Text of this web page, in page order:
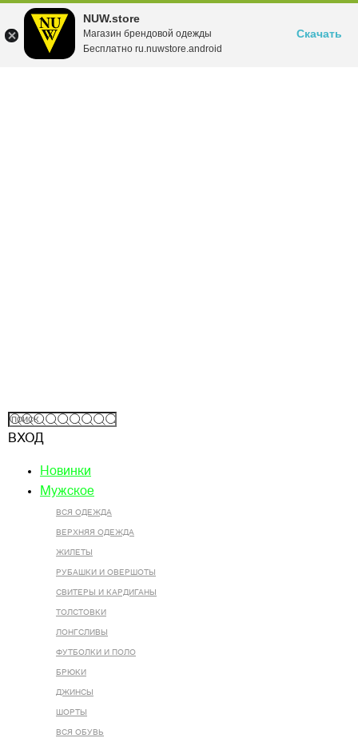
NUW.store
Магазин брендовой одежды
Бесплатно ru.nuwstore.android
Скачать
ВХОД
Новинки
Мужское
ВСЯ ОДЕЖДА
ВЕРХНЯЯ ОДЕЖДА
ЖИЛЕТЫ
РУБАШКИ И ОВЕРШОТЫ
СВИТЕРЫ И КАРДИГАНЫ
ТОЛСТОВКИ
ЛОНГСЛИВЫ
ФУТБОЛКИ И ПОЛО
БРЮКИ
ДЖИНСЫ
ШОРТЫ
ВСЯ ОБУВЬ